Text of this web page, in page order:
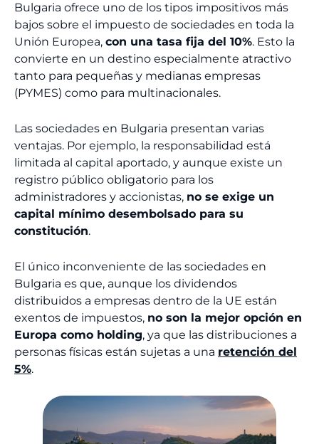
Bulgaria ofrece uno de los tipos impositivos más
bajos sobre el impuesto de sociedades en toda la
Unión Europea, con una tasa fija del 10%. Esto la
convierte en un destino especialmente atractivo
tanto para pequeñas y medianas empresas
(PYMES) como para multinacionales.
Las sociedades en Bulgaria presentan varias
ventajas. Por ejemplo, la responsabilidad está
limitada al capital aportado, y aunque existe un
registro público obligatorio para los
administradores y accionistas, no se exige un
capital mínimo desembolsado para su
constitución.
El único inconveniente de las sociedades en
Bulgaria es que, aunque los dividendos
distribuidos a empresas dentro de la UE están
exentos de impuestos, no son la mejor opción en
Europa como holding, ya que las distribuciones a
personas físicas están sujetas a una retención del
5%.